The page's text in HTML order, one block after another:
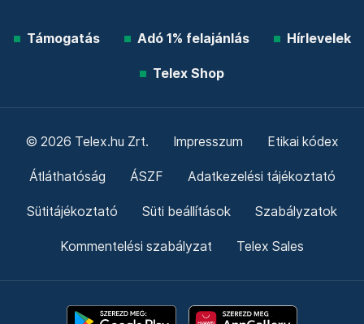
Támogatás Adó 1% felajánlás Hírlevelek
Telex Shop
© 2026 Telex.hu Zrt. Impresszum Etikai kódex
Átláthatóság ÁSZF Adatkezelési tájékoztató
Sütitájékoztató Süti beállítások Szabályzatok
Kommentelési szabályzat Telex Sales